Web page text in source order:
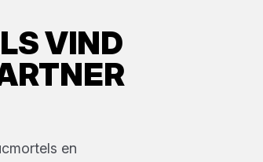
VIND
en